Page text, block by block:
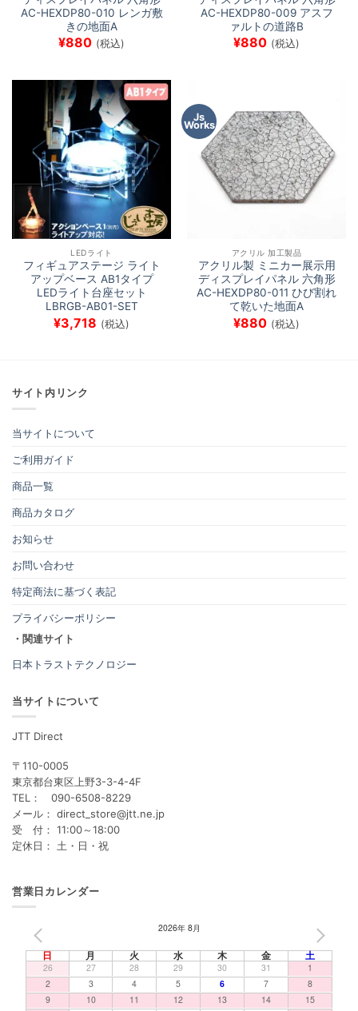
AC-HEXDP80-010 レンガ敷
きの地面A
¥880 (税込)
AC-HEXDP80-009 アスフ
ァルトの道路B
¥880 (税込)
LEDライト
フィギュアステージ ライト
アップベース AB1タイプ
LEDライト台座セット
LBRGB-AB01-SET
¥3,718 (税込)
Js
Works
アクリル 加工製品
アクリル製 ミニカー展示用
ディスプレイパネル 六角形
AC-HEXDP80-011 ひび割れ
て乾いた地面A
¥880 (税込)
サイト内リンク
当サイトについて
ご利用ガイド
商品一覧
商品カタログ
お知らせ
お問い合わせ
特定商法に基づく表記
プライバシーポリシー
・関連サイト
日本トラストテクノロジー
当サイトについて
JTT Direct
〒110-0005
東京都台東区上野3-3-4-4F
TEL： 090-6508-8229
メール： direct_store@jtt.ne.jp
受 付： 11:00～18:00
定休日： 土・日・祝
営業日カレンダー
2026年 8月
日 月 火 水 木 金 土
26 27 28 29 30 31
1
2
3 4 5 6 7
8
9
10 11 12 13 14
15